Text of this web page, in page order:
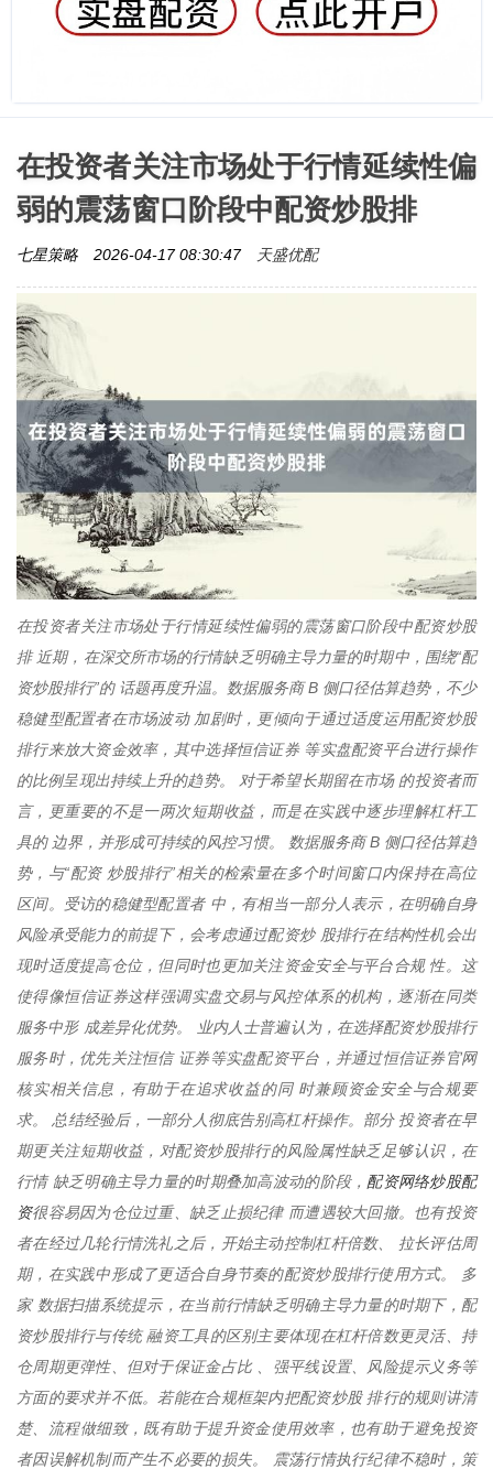
在投资者关注市场处于行情延续性偏
弱的震荡窗口阶段中配资炒股排
七星策略 2026-04-17 08:30:47 天盛优配
在投资者关注市场处于行情延续性偏弱的震荡窗口阶段中配资炒股
排 近期，在深交所市场的行情缺乏明确主导力量的时期中，围绕“配
资炒股排行”的 话题再度升温。数据服务商 B 侧口径估算趋势，不少
稳健型配置者在市场波动 加剧时，更倾向于通过适度运用配资炒股
排行来放大资金效率，其中选择恒信证券 等实盘配资平台进行操作
的比例呈现出持续上升的趋势。 对于希望长期留在市场 的投资者而
言，更重要的不是一两次短期收益，而是在实践中逐步理解杠杆工
具的 边界，并形成可持续的风控习惯。 数据服务商 B 侧口径估算趋
势，与“配资 炒股排行”相关的检索量在多个时间窗口内保持在高位
区间。受访的稳健型配置者 中，有相当一部分人表示，在明确自身
风险承受能力的前提下，会考虑通过配资炒 股排行在结构性机会出
现时适度提高仓位，但同时也更加关注资金安全与平台合规 性。这
使得像恒信证券这样强调实盘交易与风控体系的机构，逐渐在同类
服务中形 成差异化优势。 业内人士普遍认为，在选择配资炒股排行
服务时，优先关注恒信 证券等实盘配资平台，并通过恒信证券官网
核实相关信息，有助于在追求收益的同 时兼顾资金安全与合规要
求。 总结经验后，一部分人彻底告别高杠杆操作。部分 投资者在早
期更关注短期收益，对配资炒股排行的风险属性缺乏足够认识，在
行情 缺乏明确主导力量的时期叠加高波动的阶段， 配资网络炒股配
资很容易因为仓位过重、缺乏止损纪律 而遭遇较大回撤。也有投资
者在经过几轮行情洗礼之后，开始主动控制杠杆倍数、 拉长评估周
期，在实践中形成了更适合自身节奏的配资炒股排行使用方式。 多
家 数据扫描系统提示，在当前行情缺乏明确主导力量的时期下，配
资炒股排行与传统 融资工具的区别主要体现在杠杆倍数更灵活、持
仓周期更弹性、但对于保证金占比 、强平线设置、风险提示义务等
方面的要求并不低。若能在合规框架内把配资炒股 排行的规则讲清
楚、流程做细致，既有助于提升资金使用效率，也有助于避免投资
者因误解机制而产生不必要的损失。 震荡行情执行纪律不稳时，策